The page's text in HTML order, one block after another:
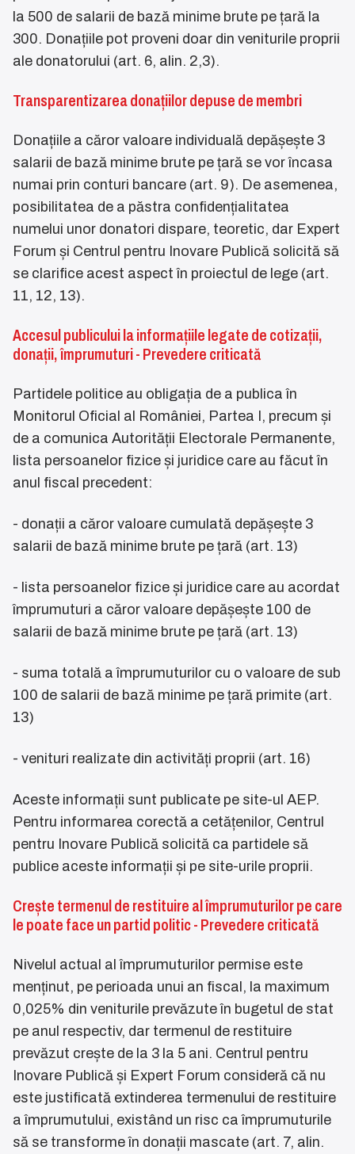
la 500 de salarii de bază minime brute pe țară la
300. Donațiile pot proveni doar din veniturile proprii
ale donatorului (art. 6, alin. 2,3).
Transparentizarea donațiilor depuse de membri
Donațiile a căror valoare individuală depășește 3
salarii de bază minime brute pe țară se vor încasa
numai prin conturi bancare (art. 9). De asemenea,
posibilitatea de a păstra confidențialitatea
numelui unor donatori dispare, teoretic, dar Expert
Forum și Centrul pentru Inovare Publică solicită să
se clarifice acest aspect în proiectul de lege (art.
11, 12, 13).
Accesul publicului la informațiile legate de cotizații,
donații, împrumuturi - Prevedere criticată
Partidele politice au obligația de a publica în
Monitorul Oficial al României, Partea I, precum și
de a comunica Autorității Electorale Permanente,
lista persoanelor fizice și juridice care au făcut în
anul fiscal precedent:
- donații a căror valoare cumulată depășește 3
salarii de bază minime brute pe țară (art. 13)
- lista persoanelor fizice și juridice care au acordat
împrumuturi a căror valoare depășește 100 de
salarii de bază minime brute pe țară (art. 13)
- suma totală a împrumuturilor cu o valoare de sub
100 de salarii de bază minime pe țară primite (art.
13)
- venituri realizate din activități proprii (art. 16)
Aceste informații sunt publicate pe site-ul AEP.
Pentru informarea corectă a cetățenilor, Centrul
pentru Inovare Publică solicită ca partidele să
publice aceste informații și pe site-urile proprii.
Crește termenul de restituire al împrumuturilor pe care
le poate face un partid politic - Prevedere criticată
Nivelul actual al împrumuturilor permise este
menținut, pe perioada unui an fiscal, la maximum
0,025% din veniturile prevăzute în bugetul de stat
pe anul respectiv, dar termenul de restituire
prevăzut crește de la 3 la 5 ani. Centrul pentru
Inovare Publică și Expert Forum consideră că nu
este justificată extinderea termenului de restituire
a împrumutului, existând un risc ca împrumuturile
să se transforme în donații mascate (art. 7, alin.